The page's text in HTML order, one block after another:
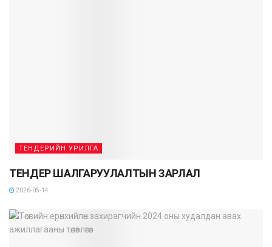
ТЕНДЕРИЙН УРИЛГА
ТЕНДЕР ШАЛГАРУУЛАЛТЫН ЗАРЛАЛ
2026-05-14